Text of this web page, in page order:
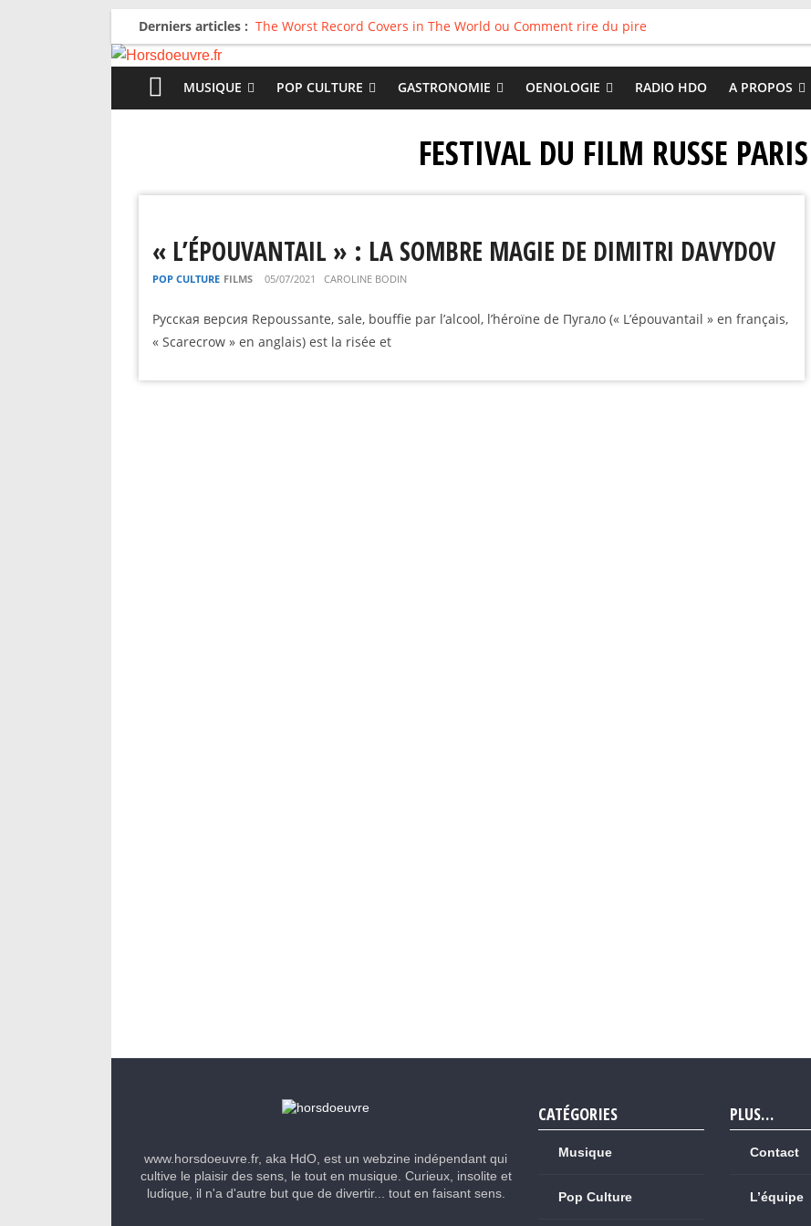
Derniers articles : The Worst Record Covers in The World ou Comment rire du pire
Avril 2026 : C’est dans les vieux pots qu’on fait les meilleurs loops !
Salvaation : Electro Ladyland
For The First Time, Again : Tyler Ballgame plie le game
Radio HDO #54 : Just be Good
MUSIQUE POP CULTURE GASTRONOMIE OENOLOGIE RADIO HDO A PROPOS
FESTIVAL DU FILM RUSSE PARIS
« L’ÉPOUVANTAIL » : LA SOMBRE MAGIE DE DIMITRI DAVYDOV
POP CULTURE FILMS 05/07/2021 CAROLINE BODIN
Русская версия Repoussante, sale, bouffie par l’alcool, l’héroïne de Пугало (« L’épouvantail » en français,
« Scarecrow » en anglais) est la risée et
www.horsdoeuvre.fr, aka HdO, est un webzine indépendant qui
cultive le plaisir des sens, le tout en musique. Curieux, insolite et
ludique, il n'a d'autre but que de divertir... tout en faisant sens.
CATÉGORIES
Musique
Pop Culture
PLUS…
Contact
L’équipe